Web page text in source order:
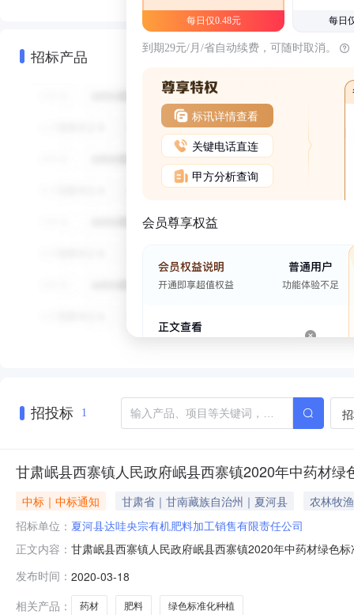
招标产品
每日仅0.48元 每日
到期29元/月/省自动续费，可随时取消。
标讯详情查看
关键电话直连
甲方分析查询
会员尊享权益
招投标 1
甘肃岷县西寨镇人民政府岷县西寨镇2020年中药材
中标｜中标通知 甘肃省｜甘南藏族自治州｜夏河县
农林牧渔
招标单位： 夏河县达哇央宗有机肥料加工销售有限责任公司
正文内容： 甘肃岷县西寨镇人民政府岷县西寨镇2020年中药材绿色
岷县西寨镇人民政府，招标编号：AXDL-ZFCG-20004-
植肥料采购项
发布时间： 2020-03-18
相关产品：
药材 肥料 绿色标准化种植